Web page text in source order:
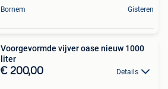
Bornem Gisteren
Voorgevormde vijver oase nieuw 1000
liter
€ 200,00 Details